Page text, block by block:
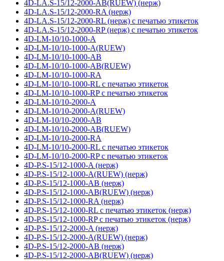
4D-LA.S-15/12-2000-AB(RUEW) (нерж)
4D-LA.S-15/12-2000-RA (нерж)
4D-LA.S-15/12-2000-RL (нерж) с печатью этикеток
4D-LA.S-15/12-2000-RP (нерж) с печатью этикеток
4D-LM-10/10-1000-A
4D-LM-10/10-1000-A(RUEW)
4D-LM-10/10-1000-AB
4D-LM-10/10-1000-AB(RUEW)
4D-LM-10/10-1000-RA
4D-LM-10/10-1000-RL с печатью этикеток
4D-LM-10/10-1000-RP с печатью этикеток
4D-LM-10/10-2000-A
4D-LM-10/10-2000-A(RUEW)
4D-LM-10/10-2000-AB
4D-LM-10/10-2000-AB(RUEW)
4D-LM-10/10-2000-RA
4D-LM-10/10-2000-RL с печатью этикеток
4D-LM-10/10-2000-RP с печатью этикеток
4D-P.S-15/12-1000-A (нерж)
4D-P.S-15/12-1000-A(RUEW) (нерж)
4D-P.S-15/12-1000-AB (нерж)
4D-P.S-15/12-1000-AB(RUEW) (нерж)
4D-P.S-15/12-1000-RA (нерж)
4D-P.S-15/12-1000-RL с печатью этикеток (нерж)
4D-P.S-15/12-1000-RP с печатью этикеток (нерж)
4D-P.S-15/12-2000-A (нерж)
4D-P.S-15/12-2000-A(RUEW) (нерж)
4D-P.S-15/12-2000-AB (нерж)
4D-P.S-15/12-2000-AB(RUEW) (нерж)